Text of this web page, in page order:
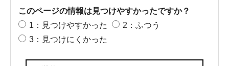
このページの情報は見つけやすかったですか？
1：見つけやすかった
2：ふつう
3：見つけにくかった